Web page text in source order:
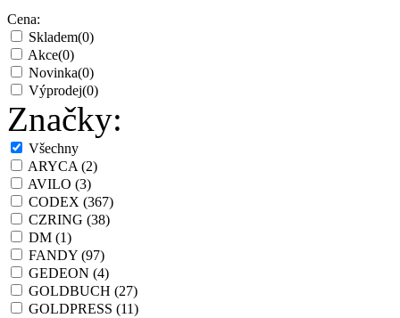
Cena:
Skladem(0)
Akce(0)
Novinka(0)
Výprodej(0)
Značky:
Všechny
ARYCA(2)
AVILO (3)
CODEX (367)
CZRING (38)
DM (1)
FANDY (97)
GEDEON (4)
GOLDBUCH (27)
GOLDPRESS (11)